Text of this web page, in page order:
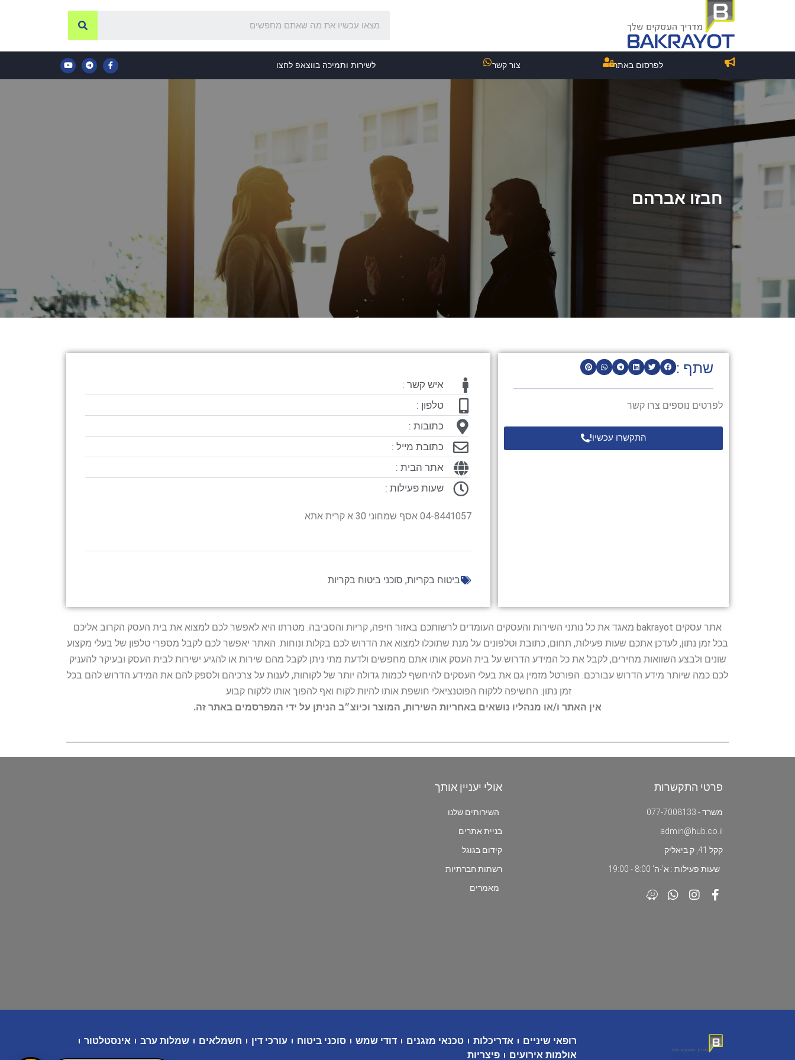
לפרסום באתר צור קשר לשירות ותמיכה בווצאפ לחצו
חבזו אברהם
שתף :
לפרטים נוספים צרו קשר
התקשרו עכשיו!
איש קשר :
טלפון :
כתובות :
כתובת מייל :
אתר הבית :
שעות פעילות :
04-8441057 אסף שמחוני 30 א קרית אתא
ביטוח בקריות, סוכני ביטוח בקריות
אתר עסקים bakrayot מאגד את כל נותני השירות והעסקים העומדים לרשותכם באזור חיפה, קריות והסביבה. מטרתו היא לאפשר לכם למצוא את בית העסק הקרוב אליכם
בכל זמן נתון, לעדכן אתכם שעות פעילות, תחום, כתובת וטלפונים על מנת שתוכלו למצוא את הדרוש לכם בקלות ונוחות. האתר יאפשר לכם לקבל מספרי טלפון של בעלי מקצוע
שונים ולבצע השוואות מחירים, לקבל את כל המידע הדרוש על בית העסק אותו אתם מחפשים ולדעת מתי ניתן לקבל מהם שירות או להגיע ישירות לבית העסק ובעיקר להעניק
לכם כמה שיותר מידע הדרוש עבורכם. הפורטל מזמין גם את בעלי העסקים להיחשף לכמות גדולה יותר של לקוחות, לענות על צרכיהם ולספק להם את המידע הדרוש להם בכל
זמן נתון. החשיפה ללקוח הפוטנציאלי חושפת אותו להיות לקוח ואף להפוך אותו ללקוח קבוע.
אין האתר ו/או מנהליו נושאים באחריות השירות, המוצר וכיוצ״ב הניתן על ידי המפרסמים באתר זה.
פרטי התקשרות
משרד - 077-7008133
admin@hub.co.il
קקל 41, ק.ביאליק
שעות פעילות : א'-ה' 8:00 - 19:00
אולי יעניין אותך
השירותים שלנו
בניית אתרים
קידום בגוגל
רשתות חברתיות
מאמרים
רופאי שיניים אדריכלות טכנאי מזגנים דודי שמש סוכני ביטוח עורכי דין חשמלאים שמלות ערב
אינסטלטור
אולמות אירועים
פיצריות